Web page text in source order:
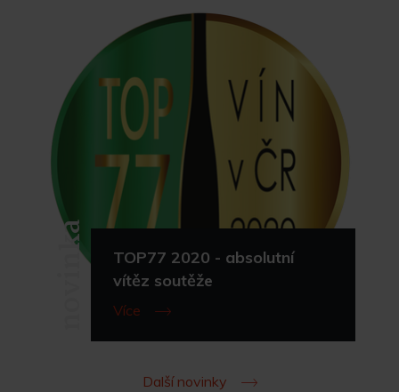
TOP77 2020 - absolutní
vítěz soutěže
novinka Více
Další novinky